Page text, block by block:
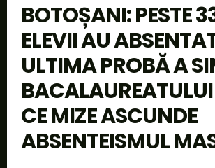
BOTOȘANI: PESTE
ELEVII AU
ULTIMA PROBĂ A
CE MIZE ASCUNDE
ABSENTEISMUL